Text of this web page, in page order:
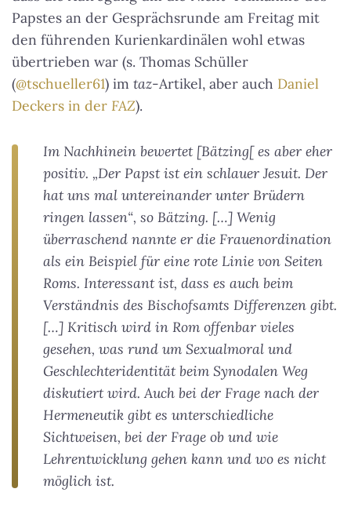
Papstes an der Gesprächsrunde am Freitag mit
den führenden Kurienkardinälen wohl etwas
übertrieben war (s. Thomas Schüller
(@tschueller61) im taz-Artikel, aber auch Daniel
Deckers in der FAZ).
Im Nachhinein bewertet [Bätzing[ es aber eher
positiv. „Der Papst ist ein schlauer Jesuit. Der
hat uns mal untereinander unter Brüdern
ringen lassen“, so Bätzing. […] Wenig
überraschend nannte er die Frauenordination
als ein Beispiel für eine rote Linie von Seiten
Roms. Interessant ist, dass es auch beim
Verständnis des Bischofsamts Differenzen gibt.
[…] Kritisch wird in Rom offenbar vieles
gesehen, was rund um Sexualmoral und
Geschlechteridentität beim Synodalen Weg
diskutiert wird. Auch bei der Frage nach der
Hermeneutik gibt es unterschiedliche
Sichtweisen, bei der Frage ob und wie
Lehrentwicklung gehen kann und wo es nicht
möglich ist.